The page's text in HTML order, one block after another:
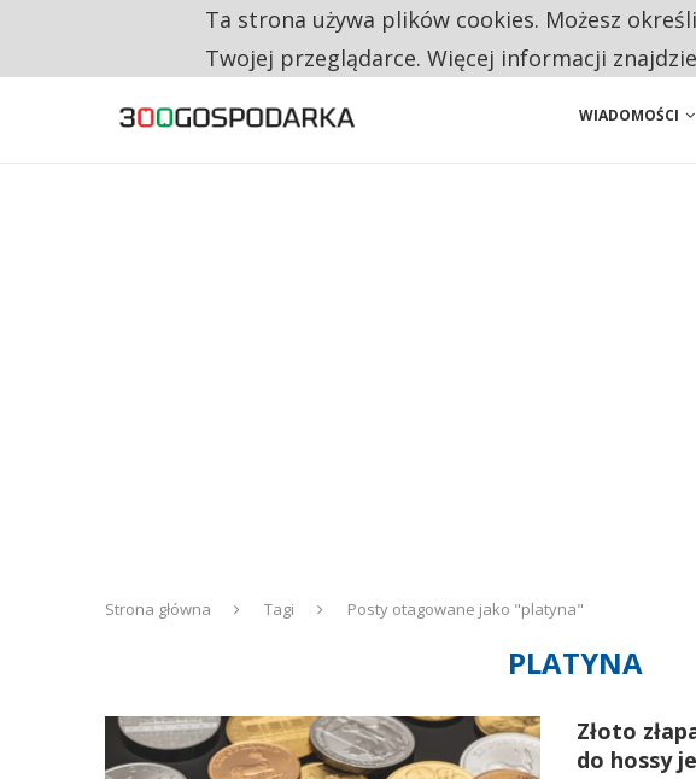
TRZECH NA CZTERECH PONOWNIE ZAŁOŻYŁOBY WŁASNĄ
WIADOMOŚCI
Strona główna Tagi Posty otagowane jako "platyna"
PLATYNA
Złoto
do hossy
Ta strona używa plików cookies. Możesz
Twojej przeglądarce. Więcej informacji